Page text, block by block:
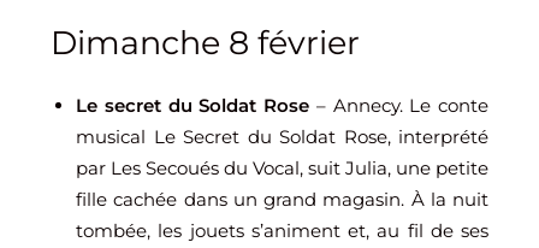
Dimanche 8 février
Le secret du Soldat Rose – Annecy. Le conte
musical Le Secret du Soldat Rose, interprété
par Les Secoués du Vocal, suit Julia, une petite
fille cachée dans un grand magasin. À la nuit
tombée, les jouets s’animent et, au fil de ses